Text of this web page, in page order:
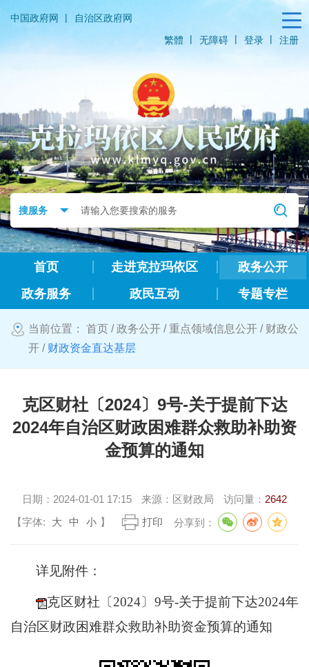
中国政府网 |
自治区政府网
繁體
| 无障碍 | 登录 | 注册
首页 走进克拉玛依区
政务公开
政务服务
政民互动 专题专栏
当前位置： 首页 /政务公开 /重点领域信息公开 / 财政公
开 / 财政资金直达基层
克区财社〔2024〕9号-关于提前下达
2024年自治区财政困难群众救助补助资
金预算的通知
日期： 2024-01-01 17:15 来源： 区财政局 访问量： 2642
【字体:
大 中 小 】 打印 分享到：
详见附件：
克区财社〔2024〕9号-关于提前下达2024年
自治区财政困难群众救助补助资金预算的通知